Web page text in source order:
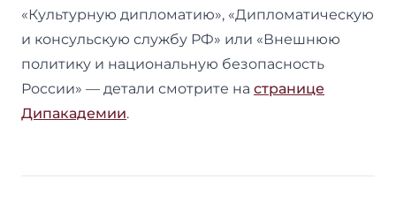
«Культурную дипломатию», «Дипломатическую
и консульскую службу РФ» или «Внешнюю
политику и национальную безопасность
России» — детали смотрите на странице
Дипакадемии.